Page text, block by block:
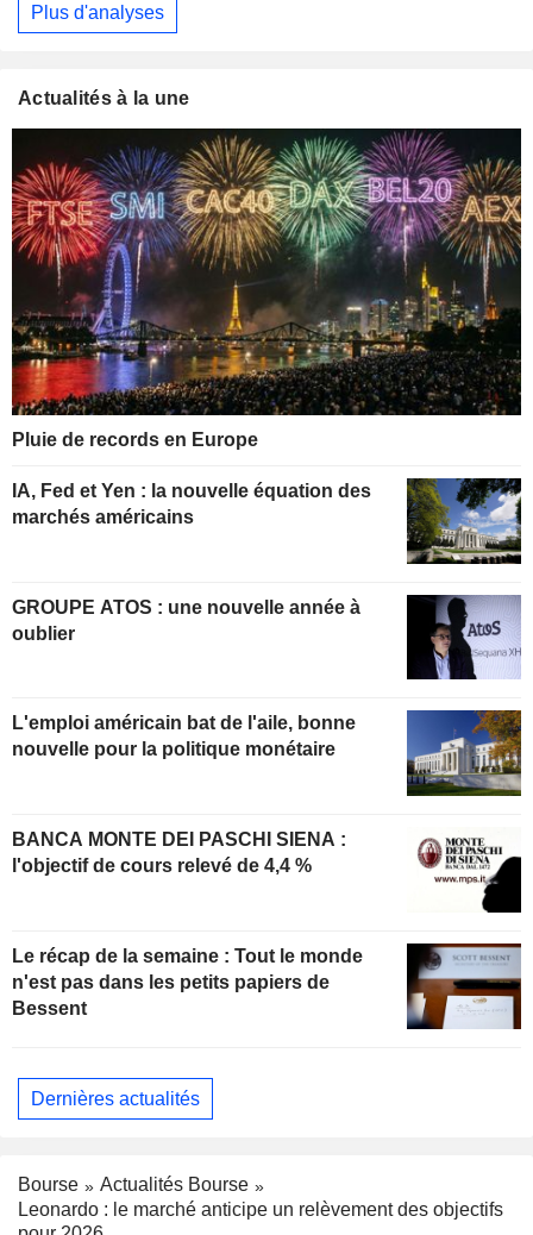
Plus d'analyses
Actualités à la une
Pluie de records en Europe
IA, Fed et Yen : la nouvelle équation des
marchés américains
GROUPE ATOS : une nouvelle année à
oublier
L'emploi américain bat de l'aile, bonne
nouvelle pour la politique monétaire
BANCA MONTE DEI PASCHI SIENA :
l'objectif de cours relevé de 4,4 %
Le récap de la semaine : Tout le monde
n'est pas dans les petits papiers de
Bessent
Dernières actualités
Bourse
Actualités Bourse
Leonardo : le marché anticipe un relèvement des objectifs